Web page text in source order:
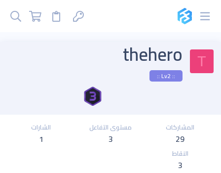
T
thehero
:: Lv2 ::
المشاركات
29
مستوى التفاعل
3
الشارات
1
النقاط
3